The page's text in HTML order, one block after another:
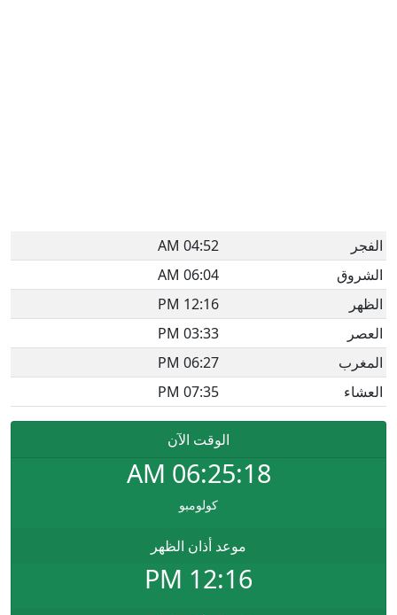
الفجر
04:52 AM
الشروق
06:04 AM
الظهر
12:16 PM
العصر
03:33 PM
المغرب
06:27 PM
العشاء
07:35 PM
الوقت الآن
06:25:18
AM
كولومبو
موعد أذان الظهر
12:16 PM